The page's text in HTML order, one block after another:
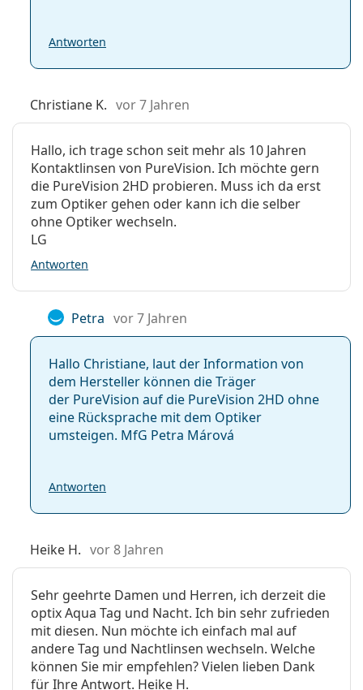
Antworten
Christiane K. vor 7 Jahren
Hallo, ich trage schon seit mehr als 10 Jahren
Kontaktlinsen von PureVision. Ich möchte gern
die PureVision 2HD probieren. Muss ich da erst
zum Optiker gehen oder kann ich die selber
ohne Optiker wechseln.
LG
Antworten
Petra vor 7 Jahren
Hallo Christiane, laut der Information von
dem Hersteller können die Träger
der PureVision auf die PureVision 2HD ohne
eine Rücksprache mit dem Optiker
umsteigen. MfG Petra Márová
Antworten
Heike H. vor 8 Jahren
Sehr geehrte Damen und Herren, ich derzeit die
optix Aqua Tag und Nacht. Ich bin sehr zufrieden
mit diesen. Nun möchte ich einfach mal auf
andere Tag und Nachtlinsen wechseln. Welche
können Sie mir empfehlen? Vielen lieben Dank
für Ihre Antwort. Heike H.